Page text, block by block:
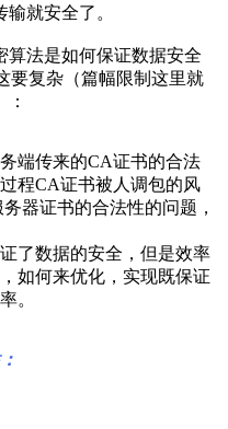
就安全了。
算法是如何保证数据安全
要复杂（篇幅限制这里就
端传来的CA证书的合法
程CA证书被人调包的风
器证书的合法性的问题，
了数据的安全，但是效率
如何来优化，实现既保证
。